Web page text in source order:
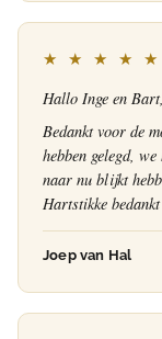
★ ★ ★ ★ ★
Hallo Inge en Bart,
Bedankt voor de
hebben gelegd,
naar nu blijkt
Hartstikke bedankt
Joep van Hal